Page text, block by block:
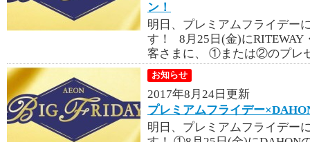
ン！
明日、プレミアムフライデー
す！ 8月25日(金)にRITEWAY
客さまに、 ①または②のプ
お知らせ
2017年8月24日更新
プレミアムフライデー
明日、プレミアムフライデー